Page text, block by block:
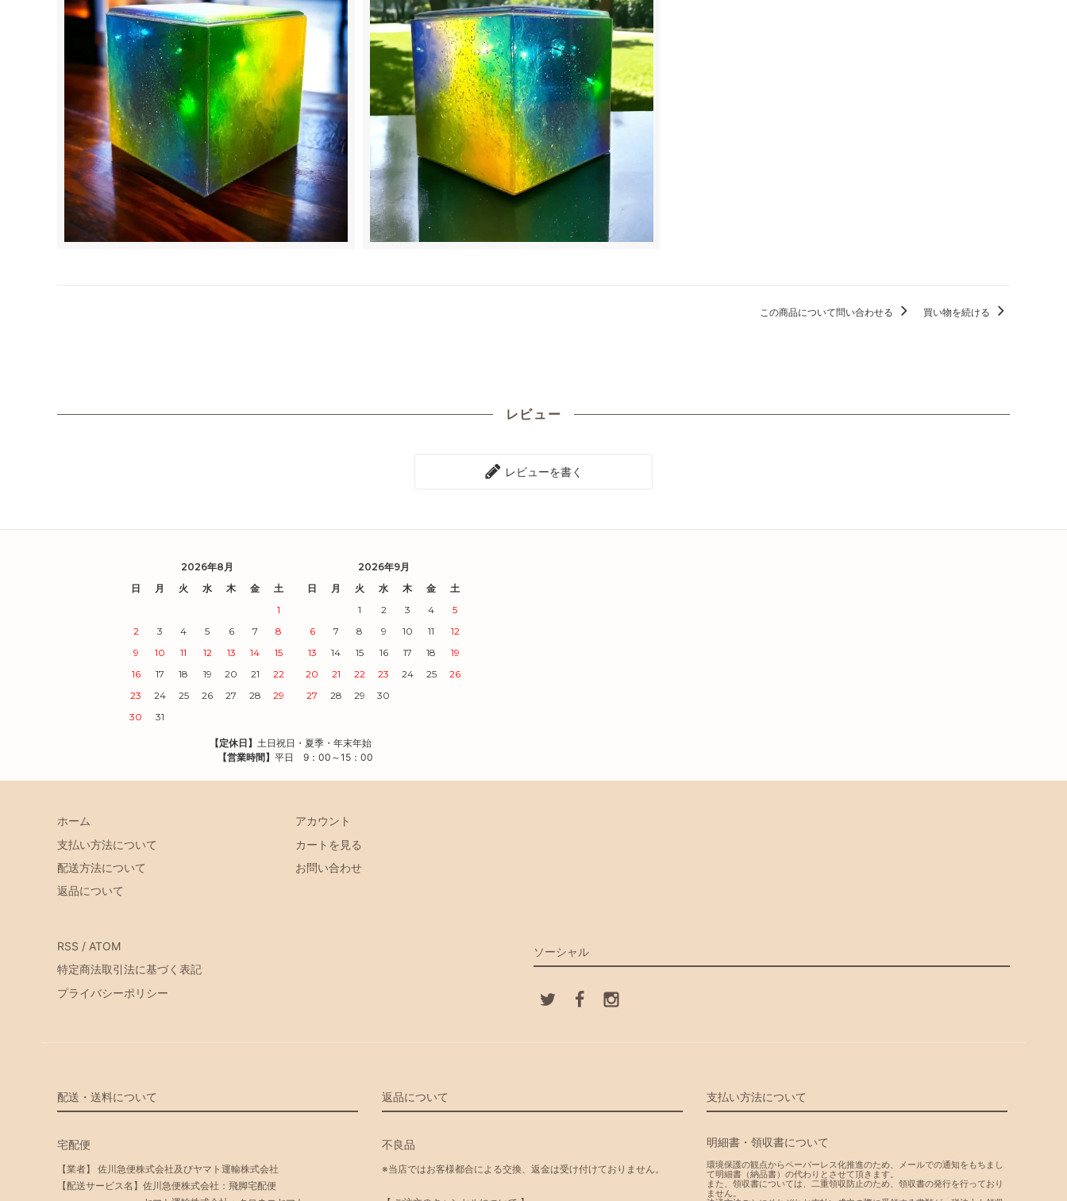
この商品について問い合わせる 買い物を続ける
レビュー
レビューを書く
2026年8月
日
月 火 水 木 金
土
1
2
3 4 5 6 7
8
9
10 11 12 13 14
15
16
17 18 19 20 21
22
23
24 25 26 27 28
29
30
31
2026年9月
日
月 火 水 木 金
土
1
2 3 4
5
6
7 8 9 10 11
12
13
14 15 16 17 18
19
20
21 22 23 24 25
26
27
28 29 30
【定休日】 土日祝日・夏季・年末年始
【営業時間】 平日 9：00～15：00
ホーム
支払い方法について
配送方法について
返品について
アカウント
カートを見る
お問い合わせ
ソーシャル
RSS / ATOM
特定商法取引法に基づく表記
プライバシーポリシー
配送・送料について
宅配便
【業者】 佐川急便株式会社及びヤマト運輸株式会社
【配送サービス名】佐川急便株式会社：飛脚宅配便
返品について
不良品
※当店ではお客様都合による交換、返金は受け付けておりません。
支払い方法について
明細書・領収書について
環境保護の観点からペーパーレス化推進のため、メールでの通知をもちまし
て明細書（納品書）の代わりとさせて頂きます。
また、領収書については、二重領収防止のため、領収書の発行を行っており
ません。